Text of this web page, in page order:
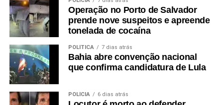
Operação no Porto de Salvador
prende nove suspeitos e apreende
tonelada de cocaína
POLÍTICA 7 dias atrás
Bahia abre convenção nacional
que confirma candidatura de Lula
POLÍCIA 6 dias atrás